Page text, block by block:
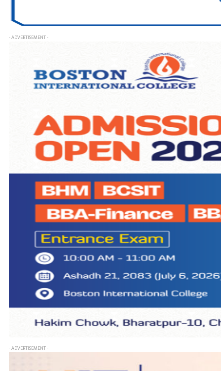
- ADVERTISEMENT -
- ADVERTISEMENT -